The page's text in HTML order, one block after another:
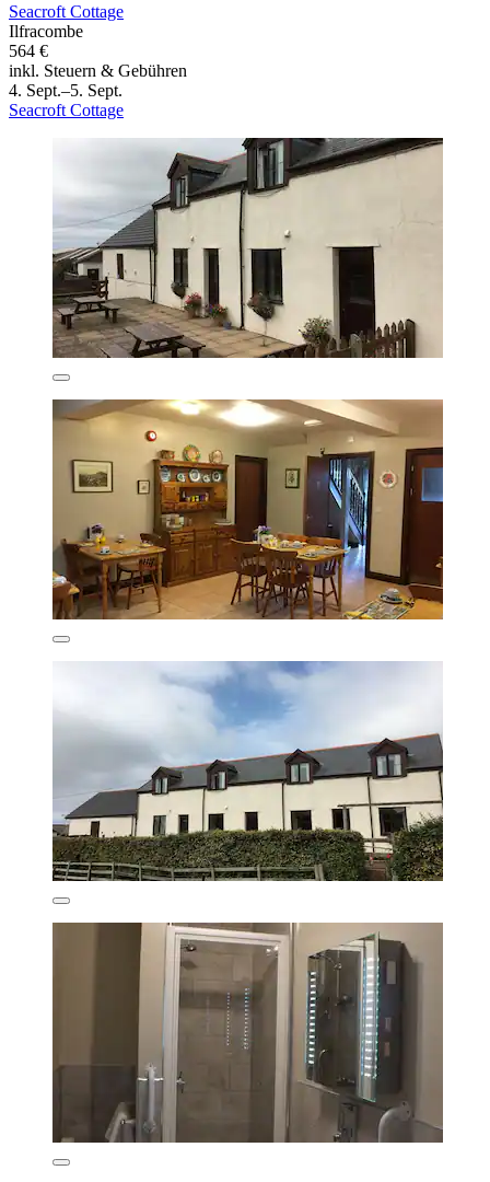
Seacroft Cottage
Ilfracombe
564 €
inkl. Steuern & Gebühren
4. Sept.–5. Sept.
Seacroft Cottage